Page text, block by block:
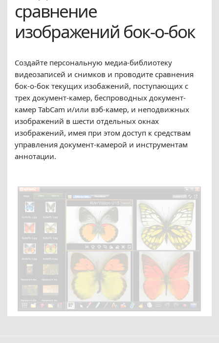
сравнение
изображений бок-о-бок
Создайте персональную медиа-библиотеку
видеозаписей и снимков и проводите сравнения
бок-о-бок текущих изобажений, поступающих с
трех документ-камер, беспроводных документ-
камер TabCam и/или вэб-камер, и неподвижных
изображений в шести отдельных окнах
изображений, имея при этом доступ к средствам
управления документ-камерой и инструментам
аннотации.